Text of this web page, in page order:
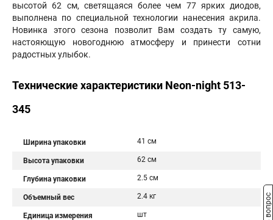
высотой 62 см, светящаяся более чем 77 ярких диодов,
выполнена по специальной технологии нанесения акрила.
Новинка этого сезона позволит Вам создать ту самую,
настояющую новогоднюю атмосферу и принести сотни
радостных улыбок.
Технические характеристики Neon-night 513-
345
Ширина упаковки 41 см
Высота упаковки 62 см
Глубина упаковки 2.5 см
Объемный вес 2.4 кг
Единица измерения шт